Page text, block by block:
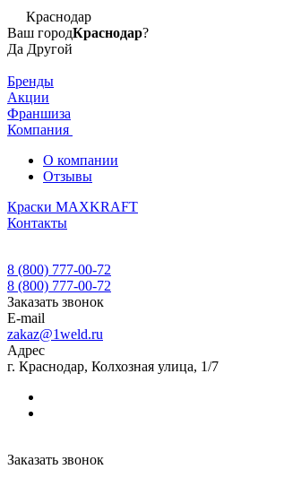
Краснодар
Ваш городКраснодар?
Да Другой
Бренды
Акции
Франшиза
Компания
О компании
Отзывы
Краски MAXKRAFT
Контакты
8 (800) 777-00-72
8 (800) 777-00-72
Заказать звонок
E-mail
zakaz@1weld.ru
Адрес
г. Краснодар, Колхозная улица, 1/7
Заказать звонок